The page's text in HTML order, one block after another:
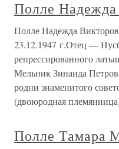
Полле Надежда
Полле Надежда
23.12.1947 г.Отец —
репрессированного
Мельник Зинаида
родни знаменитого
(двоюродная
Полле Тамара